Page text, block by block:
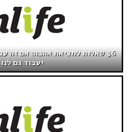
36 שאלות למציאת אהבה: אם זה
יעבוד גם